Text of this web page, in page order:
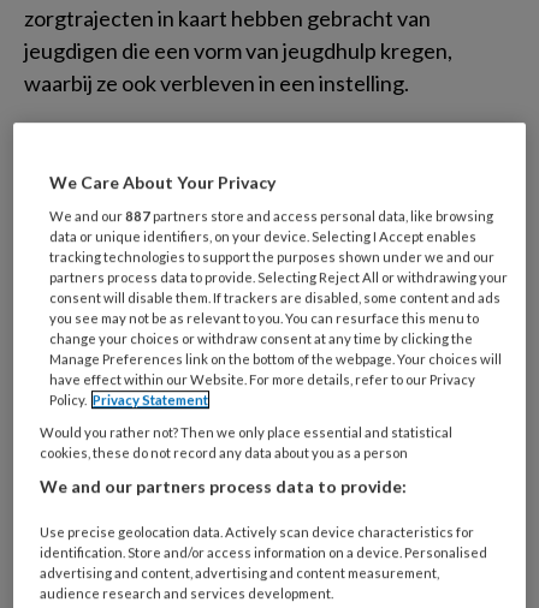
zorgtrajecten in kaart hebben gebracht van
jeugdigen die een vorm van jeugdhulp kregen,
waarbij ze ook verbleven in een instelling.
Artikel | Eerst
begrijpen, dan
(be)handelen
Jeugdhulpverlening is vaak symptoomgericht en
kijkt te weinig naar factoren die problemen
veroorzaken en in stand houden. Een pleidooi om
ieder hulptraject te beginnen met een verklarende
analyse. Plus: een praktisch schema om het
professionals makkelijker te maken.
Proefschrift |
We Care About Your Privacy
We and our887 partners store and access personal data, like browsing
data or unique identifiers, on your device. Selecting I Accept enables
tracking technologies to support the purposes shown under we and our
partners process data to provide. Selecting Reject All or withdrawing your
consent will disable them. If trackers are disabled, some content and ads
you see may not be as relevant to you. You can resurface this menu to
change your choices or withdraw consent at any time by clicking the
Manage Preferences link on the bottom of the webpage. Your choices will
have effect within our Website. For more details, refer to our Privacy
Policy. Privacy Statement
Would you rather not? Then we only place essential and statistical
cookies, these do not record any data about you as a person
We and our partners process data to provide:
Use precise geolocation data. Actively scan device characteristics for
identification. Store and/or access information on a device. Personalised
advertising and content, advertising and content measurement,
audience research and services development.